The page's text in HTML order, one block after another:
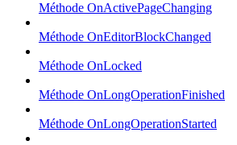
Méthode OnActivePageChanging
Méthode OnEditorBlockChanged
Méthode OnLocked
Méthode OnLongOperationFinished
Méthode OnLongOperationStarted